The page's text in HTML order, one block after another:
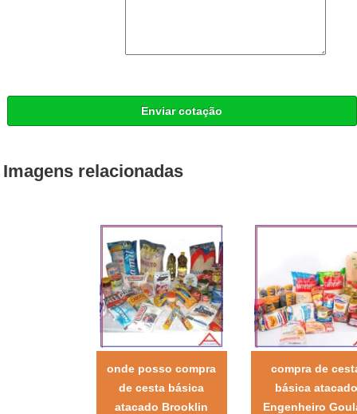
Enviar cotação
Imagens relacionadas
onde posso compra
de cesta básica
atacado Brooklin
compra de
básica atacado
Engenheiro